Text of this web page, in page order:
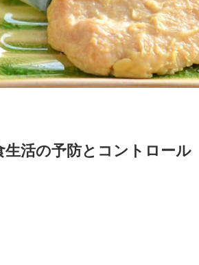
生活の予防とコントロール